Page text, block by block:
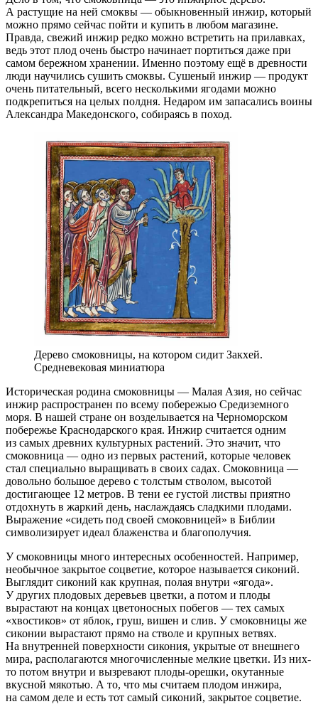
А растущие на ней смоквы — обыкновенный инжир, который
можно прямо сейчас пойти и купить в любом магазине.
Правда, свежий инжир редко можно встретить на прилавках,
ведь этот плод очень быстро начинает портиться даже при
самом бережном хранении. Именно поэтому ещё в древности
люди научились сушить смоквы. Сушеный инжир — продукт
очень питательный, всего несколькими ягодами можно
подкрепиться на целых полдня. Недаром им запасались воины
Александра Македонского, собираясь в поход.
Дерево смоковницы, на котором сидит Закхей.
Средневековая миниатюра
Историческая родина смоковницы — Малая Азия, но сейчас
инжир распространен по всему побережью Средиземного
моря. В нашей стране он возделывается на Черноморском
побережье Краснодарского края. Инжир считается одним
из самых древних культурных растений. Это значит, что
смоковница — одно из первых растений, которые человек
стал специально выращивать в своих садах. Смоковница —
довольно большое дерево с толстым стволом, высотой
достигающее 12 метров. В тени ее густой листвы приятно
отдохнуть в жаркий день, наслаждаясь сладкими плодами.
Выражение «сидеть под своей смоковницей» в Библии
символизирует идеал блаженства и благополучия.
У смоковницы много интересных особенностей. Например,
необычное закрытое соцветие, которое называется сиконий.
Выглядит сиконий как крупная, полая внутри «ягода».
У других плодовых деревьев цветки, а потом и плоды
вырастают на концах цветоносных побегов — тех самых
«хвостиков» от яблок, груш, вишен и слив. У смоковницы же
сиконии вырастают прямо на стволе и крупных ветвях.
На внутренней поверхности сикония, укрытые от внешнего
мира, располагаются многочисленные мелкие цветки. Из них-
то потом внутри и вызревают плоды-орешки, окутанные
вкусной мякотью. А то, что мы считаем плодом инжира,
на самом деле и есть тот самый сиконий, закрытое соцветие.